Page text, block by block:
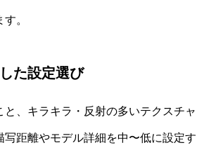
。
た設定選び
と、キラキラ・反射の多いテクスチャ
写距離やモデル詳細を中〜低に設定す